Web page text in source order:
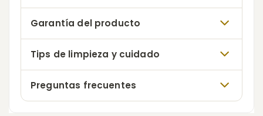
Garantía del producto
Tips de limpieza y cuidado
Preguntas frecuentes